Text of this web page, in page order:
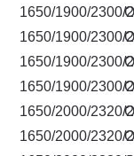
l'installation au
Il est recommandé
1650/1900/2300/
1650/1900/2300/
1650/1900/2300/
1650/1900/2300/
1650/2000/2320/
1650/2000/2320/